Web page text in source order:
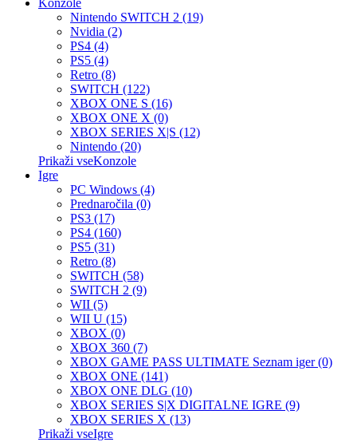
Konzole
Nintendo SWITCH 2 (19)
Nvidia (2)
PS4 (4)
PS5 (4)
Retro (8)
SWITCH (122)
XBOX ONE S (16)
XBOX ONE X (0)
XBOX SERIES X|S (12)
Nintendo (20)
Prikaži vseKonzole
Igre
PC Windows (4)
Prednaročila (0)
PS3 (17)
PS4 (160)
PS5 (31)
Retro (8)
SWITCH (58)
SWITCH 2 (9)
WII (5)
WII U (15)
XBOX (0)
XBOX 360 (7)
XBOX GAME PASS ULTIMATE Seznam iger (0)
XBOX ONE (141)
XBOX ONE DLG (10)
XBOX SERIES S|X DIGITALNE IGRE (9)
XBOX SERIES X (13)
Prikaži vseIgre